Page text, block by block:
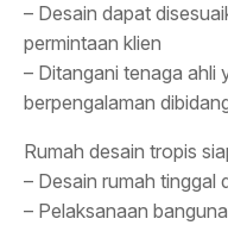
– Desain dapat
permintaan klien
– Ditangani tenaga ahli
berpengalaman
Rumah desain tropis
– Desain rumah tinggal
– Pelaksanaan